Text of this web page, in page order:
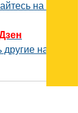
на наш
другие наши